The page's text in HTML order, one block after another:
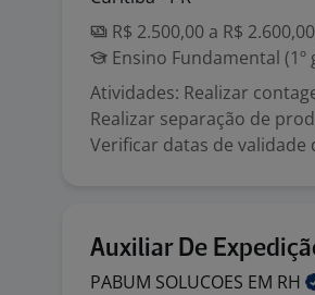
R$ 2.500,00 a R$ 2.600,00
Ensino Fundamental (1º
Atividades: Realizar
Realizar separação de
Verificar datas de validade
Auxiliar De
PABUM SOLUCOES EM RH